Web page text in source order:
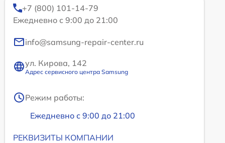
+7 (800) 101-14-79
Ежедневно с 9:00 до 21:00
info@samsung-repair-center.ru
ул. Кирова, 142
Адрес сервисного центра Samsung
Режим работы:
Ежедневно с 9:00 до 21:00
РЕКВИЗИТЫ КОМПАНИИ